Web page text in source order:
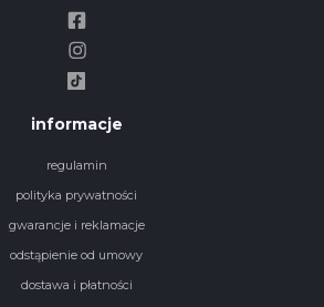
informacje
regulamin
polityka prywatności
gwarancje i reklamacje
odstąpienie od umowy
dostawa i płatności